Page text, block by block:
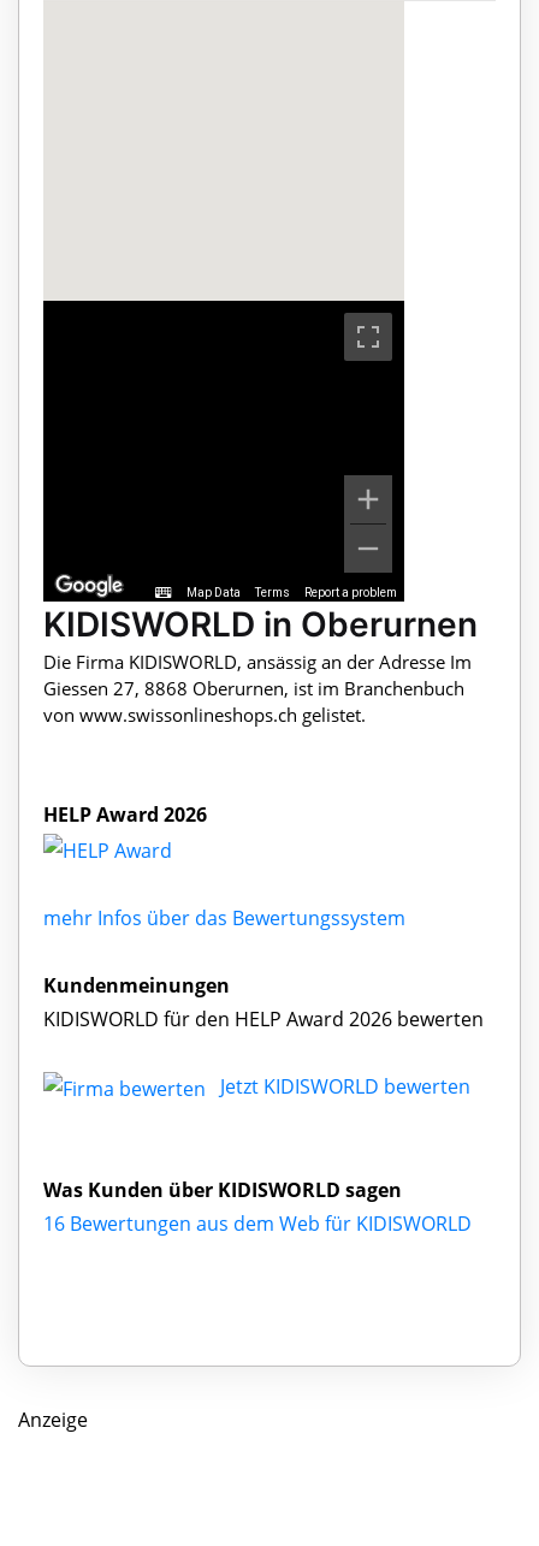
Map Data Terms Report a problem
KIDISWORLD in Oberurnen
Die Firma KIDISWORLD, ansässig an der Adresse Im
Giessen 27, 8868 Oberurnen, ist im Branchenbuch
von www.swissonlineshops.ch gelistet.
HELP Award 2026
mehr Infos über das Bewertungssystem
Kundenmeinungen
KIDISWORLD für den HELP Award 2026 bewerten
Jetzt KIDISWORLD bewerten
Was Kunden über KIDISWORLD sagen
16 Bewertungen aus dem Web für KIDISWORLD
Anzeige